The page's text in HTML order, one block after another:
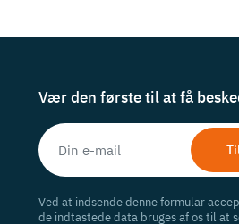
Vær den første til at få
Ved at indsende denne formular
de indtastede data bruges af os til at